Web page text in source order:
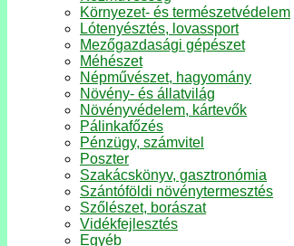
Környezet- és természetvédelem
Lótenyésztés, lovassport
Mezőgazdasági gépészet
Méhészet
Népművészet, hagyomány
Növény- és állatvilág
Növényvédelem, kártevők
Pálinkafőzés
Pénzügy, számvitel
Poszter
Szakácskönyv, gasztronómia
Szántóföldi növénytermesztés
Szőlészet, borászat
Vidékfejlesztés
Egyéb